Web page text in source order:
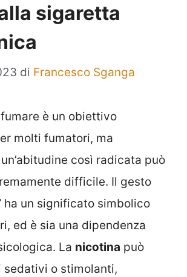
sigaretta
di Francesco Sganga
è un obiettivo
molti fumatori, ma
così radicata può
difficile. Il gesto
ha un significato simbolico
ed è sia una dipendenza
La nicotina può
o stimolanti,